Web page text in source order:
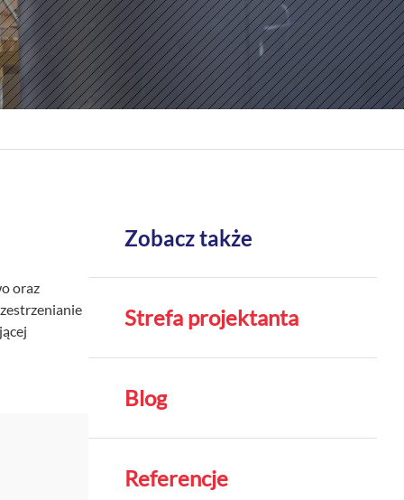
oraz
Zobacz także
Strefa projektanta
Blog
Referencje